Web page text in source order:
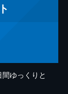
ゆっくりと